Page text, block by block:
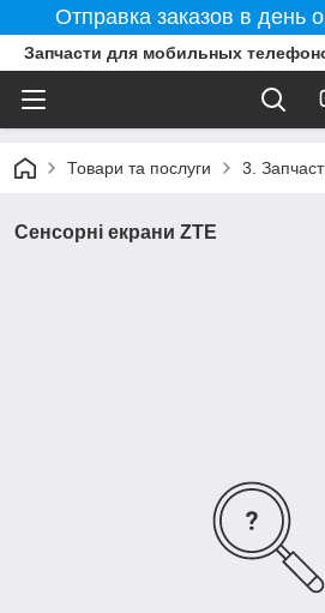
Отправка заказов в день
Запчасти для мобильных
Товари та послуги 3.
Сенсорні екрани ZTE